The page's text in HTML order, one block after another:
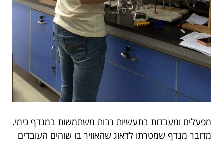
מפעלים ומעבדות בתעשיות רבות משתמשות במנדף כימי.
מדובר מנדף שמטרתו לדאוג שהאוויר בו שוהים העובדים